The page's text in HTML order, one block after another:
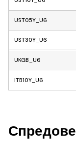
UST05Y_U6
UST30Y_U6
UKGB_U6
ITB10Y_U6
Спредове